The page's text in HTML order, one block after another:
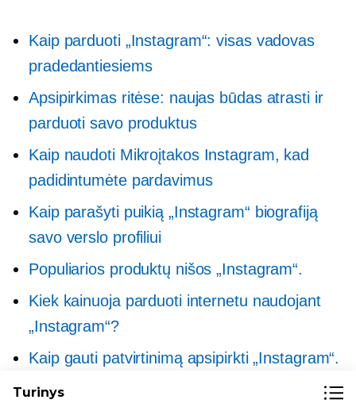
Kaip parduoti „Instagram“: visas vadovas
pradedantiesiems
Apsipirkimas ritėse: naujas būdas atrasti ir
parduoti savo produktus
Kaip naudoti MikroįtakosInstagram, kad
padidintumėte pardavimus
Kaip parašyti puikią „Instagram“ biografiją
savo verslo profiliui
Populiarios produktų nišos „Instagram“.
Kiek kainuoja parduoti internetu naudojant
„Instagram“?
Kaip gauti patvirtinimą apsipirkti „Instagram“.
Kiek sekėjų reikia parduoti „Instagram“?
Turinys